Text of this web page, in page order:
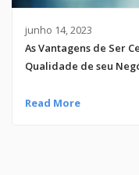
junho 14, 2023
As Vantagens de Ser
Qualidade de seu
Read More